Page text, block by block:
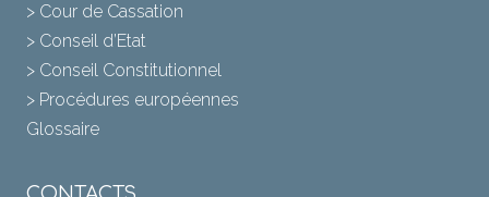
> Cour de Cassation
> Conseil d’Etat
> Conseil Constitutionnel
> Procédures européennes
Glossaire